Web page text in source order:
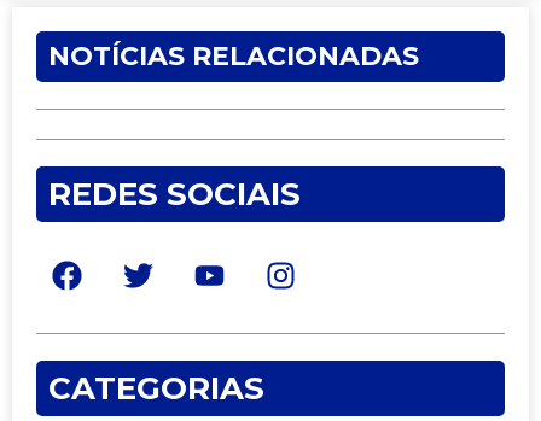
NOTÍCIAS RELACIONADAS
REDES SOCIAIS
CATEGORIAS